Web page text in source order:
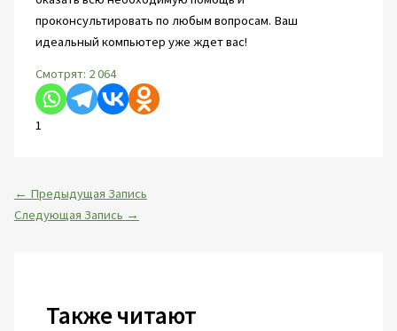
проконсультировать по любым вопросам. Ваш
идеальный компьютер уже ждет вас!
Смотрят: 2 064
1
← Предыдущая Запись
Следующая Запись →
Также читают